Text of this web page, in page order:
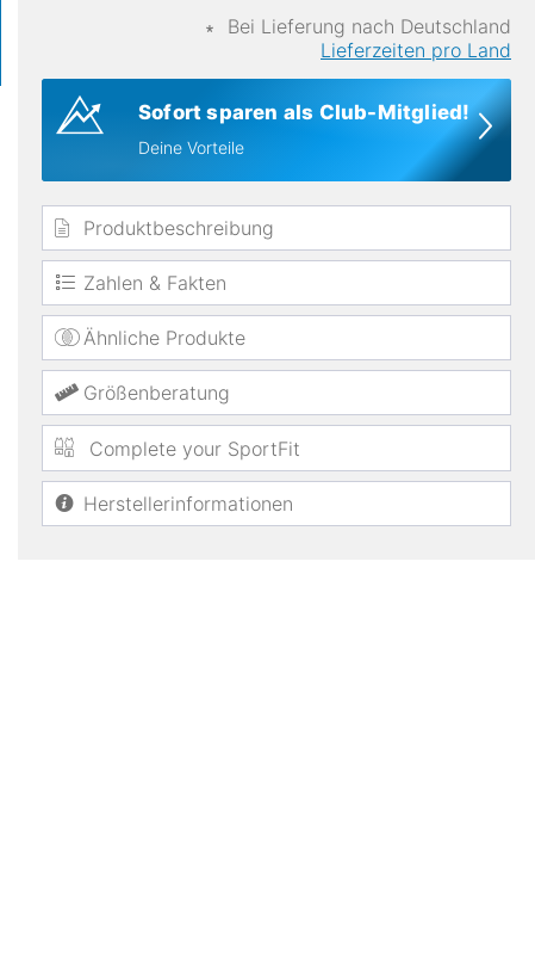
∗
Bei Lieferung nach Deutschland
Lieferzeiten pro Land
Sofort sparen als Club-Mitglied!
Deine Vorteile
Produktbeschreibung
Zahlen & Fakten
Ähnliche Produkte
Größenberatung
Complete your SportFit
Herstellerinformationen
atmungsaktiv